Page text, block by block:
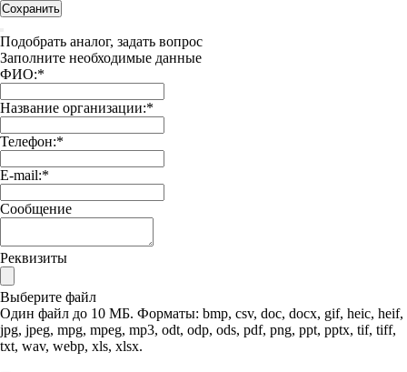
Сохранить
Подобрать аналог, задать вопрос
Заполните необходимые данные
ФИО:*
Название организации:*
Телефон:*
E-mail:*
Сообщение
Реквизиты
Выберите файл
Один файл до 10 МБ. Форматы: bmp, csv, doc, docx, gif, heic, heif,
jpg, jpeg, mpg, mpeg, mp3, odt, odp, ods, pdf, png, ppt, pptx, tif, tiff,
txt, wav, webp, xls, xlsx.